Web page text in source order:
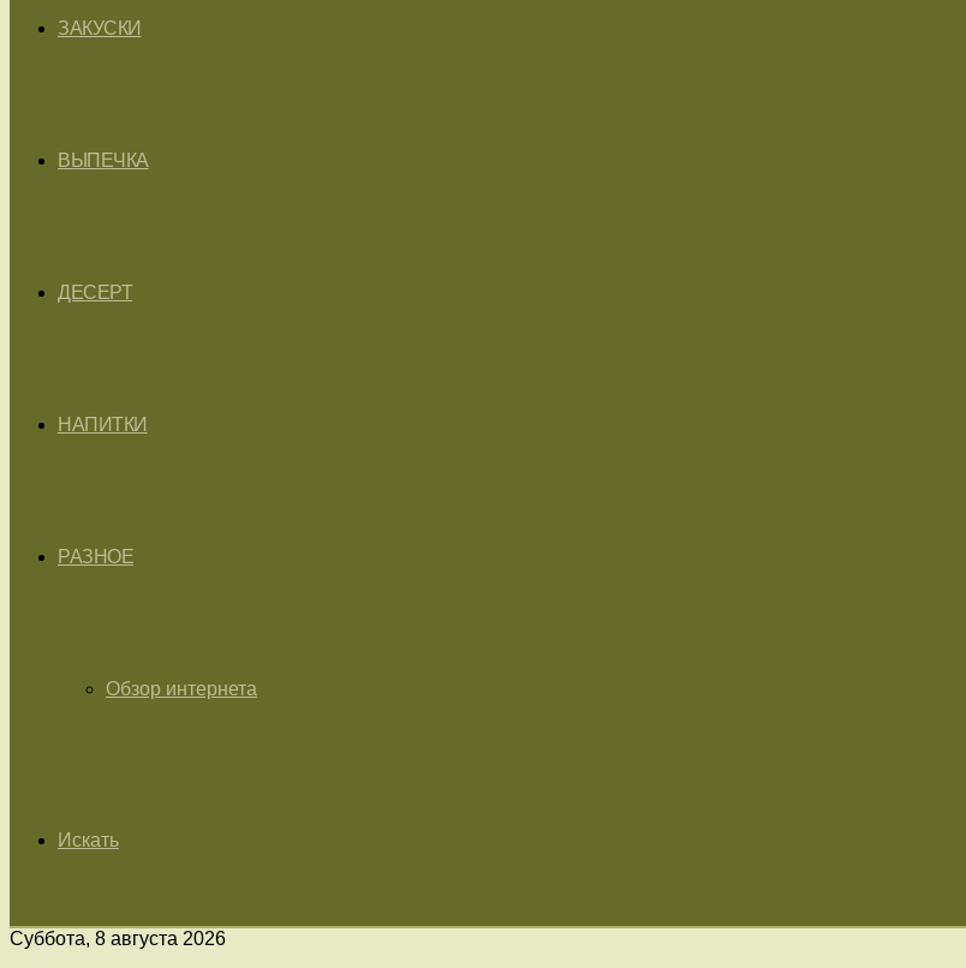
ЗАКУСКИ
ВЫПЕЧКА
ДЕСЕРТ
НАПИТКИ
РАЗНОЕ
Обзор интернета
Искать
Суббота, 8 августа 2026